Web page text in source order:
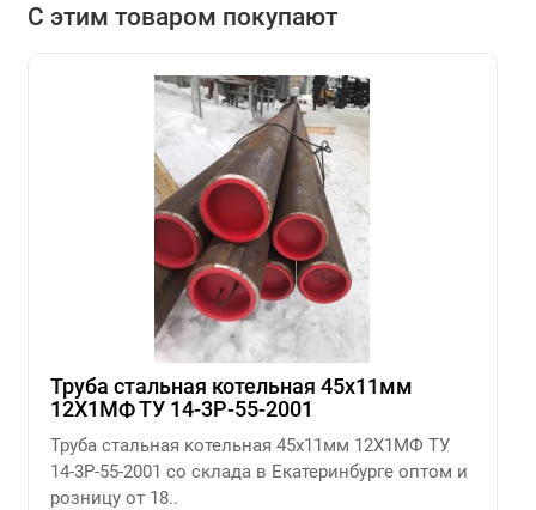
С этим товаром покупают
Труба стальная котельная 45х11мм
12Х1МФ ТУ 14-3Р-55-2001
Труба стальная котельная 45х11мм 12Х1МФ ТУ
14-3Р-55-2001 со склада в Екатеринбурге оптом и
розницу от 18..